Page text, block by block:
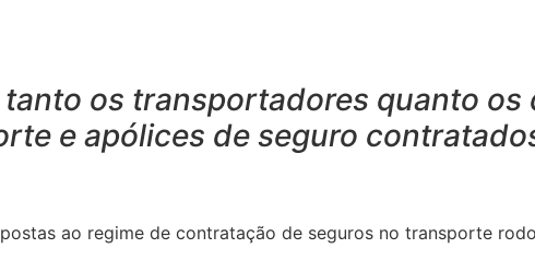
tanto os transportadores quanto
e apólices de seguro